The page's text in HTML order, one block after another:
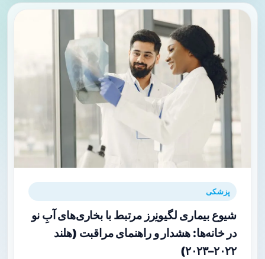
پزشکی
شیوع بیماری لگیونِرز مرتبط با بخاری‌های آبِ نو
در خانه‌ها: هشدار و راهنمای مراقبت (هلند
۲۰۲۲–۲۰۲۳)